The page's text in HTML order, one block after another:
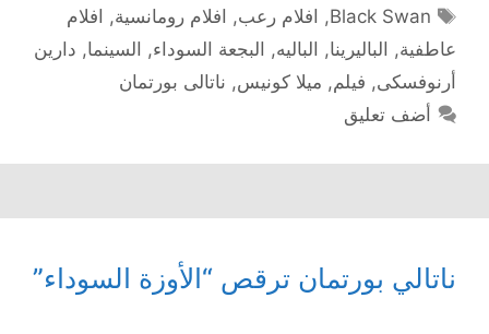
الوسوم
Black Swan
, افلام رعب, افلام رومانسية, افلام
عاطفية, الباليرينا, الباليه, البجعة السوداء, السينما, دارين
أرنوفسكى, فيلم, ميلا كونيس, ناتالى بورتمان
أضف تعليق
ناتالي بورتمان ترقص “الأوزة السوداء”